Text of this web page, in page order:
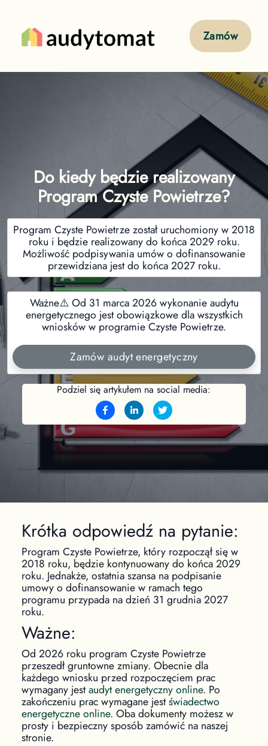
Zamów
Do kiedy będzie realizowany
Program Czyste Powietrze?
Program Czyste Powietrze został uruchomiony w 2018
roku i będzie realizowany do końca 2029 roku.
Możliwość podpisywania umów o dofinansowanie
przewidziana jest do końca 2027 roku.
Ważne⚠️ Od 31 marca 2026 wykonanie audytu
energetycznego jest obowiązkowe dla wszystkich
wniosków w programie Czyste Powietrze.
Zamów audyt energetyczny
Podziel się artykułem na social media:
Krótka odpowiedź na pytanie:
Program Czyste Powietrze, który rozpoczął się w
2018 roku, będzie kontynuowany do końca 2029
roku. Jednakże, ostatnia szansa na podpisanie
umowy o dofinansowanie w ramach tego
programu przypada na dzień 31 grudnia 2027
roku.
Ważne:
Od 2026 roku program Czyste Powietrze
przeszedł gruntowne zmiany. Obecnie dla
każdego wniosku przed rozpoczęciem prac
wymagany jestaudyt energetyczny online. Po
zakończeniu prac wymagane jestświadectwo
energetyczne online. Oba dokumenty możesz w
prosty i bezpieczny sposób zamówić na naszej
stronie.